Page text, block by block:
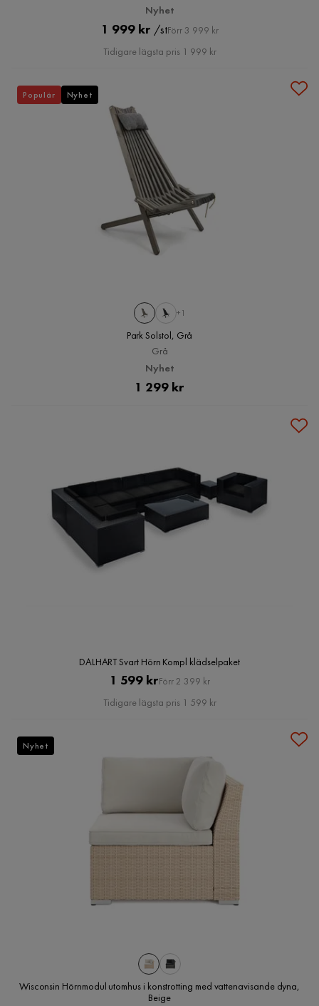
Nyhet
Pris
1 999 kr /st
Original
Pris
Förr 3 999 kr
Tidigare lägsta pris 1 999 kr
+1
Park Solstol, Grå
Grå
Nyhet
Pris
1 299 kr
Populär Nyhet
DALHART Svart Hörn Kompl klädselpaket
Pris
1 599 krOriginal
Pris
Förr 2 399 kr
Tidigare lägsta pris 1 599 kr
Wisconsin Hörnmodul utomhus i konstrotting med vattenavisande dyna,
Beige
Nyhet